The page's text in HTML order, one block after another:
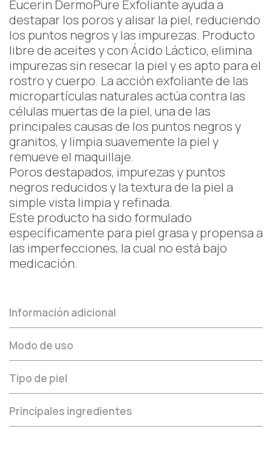
Eucerin DermoPure Exfoliante ayuda a
destapar los poros y alisar la piel, reduciendo
los puntos negros y las impurezas. Producto
libre de aceites y con Ácido Láctico, elimina
impurezas sin resecar la piel y es apto para el
rostro y cuerpo. La acción exfoliante de las
micropartículas naturales actúa contra las
células muertas de la piel, una de las
principales causas de los puntos negros y
granitos, y limpia suavemente la piel y
remueve el maquillaje.
Poros destapados, impurezas y puntos
negros reducidos y la textura de la piel a
simple vista limpia y refinada.
Este producto ha sido formulado
específicamente para piel grasa y propensa a
las imperfecciones, la cual no está bajo
medicación.
Información adicional
Modo de uso
Tipo de piel
Principales ingredientes